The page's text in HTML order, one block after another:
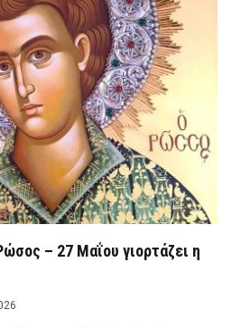
– 27 Μαΐου γιορτάζει η